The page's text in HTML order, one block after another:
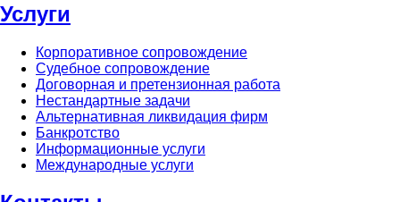
Услуги
Корпоративное сопровождение
Судебное сопровождение
Договорная и претензионная работа
Нестандартные задачи
Альтернативная ликвидация фирм
Банкротство
Информационные услуги
Международные услуги